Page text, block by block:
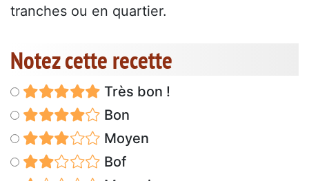
tranches ou en quartier.
Notez cette recette
Très bon !
Bon
Moyen
Bof